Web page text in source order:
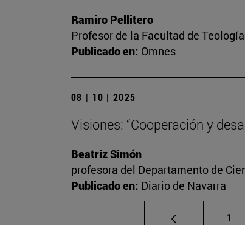
Ramiro Pellitero
Profesor de la Facultad de Teología
Publicado en: Omnes
08 | 10 | 2025
Visiones: “Cooperación y
Beatriz Simón
profesora del Departamento de
Publicado en: Diario de Navarra
1